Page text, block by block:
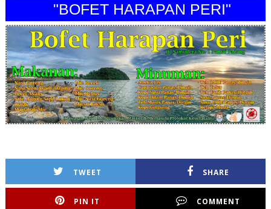
"BOFET HARAPAN PERI"
TWEET SHARE
PIN IT COMMENT